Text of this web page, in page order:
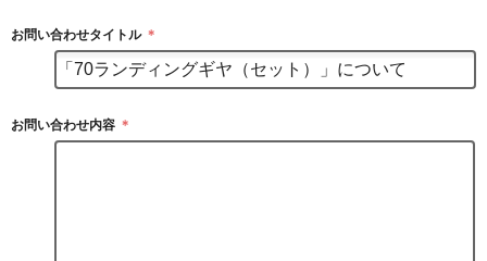
お問い合わせタイトル ＊
お問い合わせ内容 ＊